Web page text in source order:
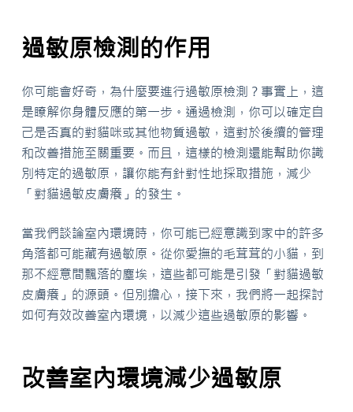
過敏原檢測的作用
你可能會好奇，為什麼要進行過敏原檢測？事實上，這
是瞭解你身體反應的第一步。通過檢測，你可以確定自
己是否真的對貓咪或其他物質過敏，這對於後續的管理
和改善措施至關重要。而且，這樣的檢測還能幫助你識
別特定的過敏原，讓你能有針對性地採取措施，減少
「對貓過敏皮膚癢」的發生。
當我們談論室內環境時，你可能已經意識到家中的許多
角落都可能藏有過敏原。從你愛撫的毛茸茸的小貓，到
那不經意間飄落的塵埃，這些都可能是引發「對貓過敏
皮膚癢」的源頭。但別擔心，接下來，我們將一起探討
如何有效改善室內環境，以減少這些過敏原的影響。
改善室內環境減少過敏原